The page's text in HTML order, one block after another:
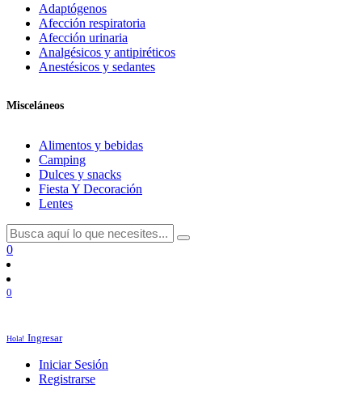
Adaptógenos
Afección respiratoria
Afección urinaria
Analgésicos y antipiréticos
Anestésicos y sedantes
Misceláneos
Alimentos y bebidas
Camping
Dulces y snacks
Fiesta Y Decoración
Lentes
0
0
Hola! Ingresar
Iniciar Sesión
Registrarse